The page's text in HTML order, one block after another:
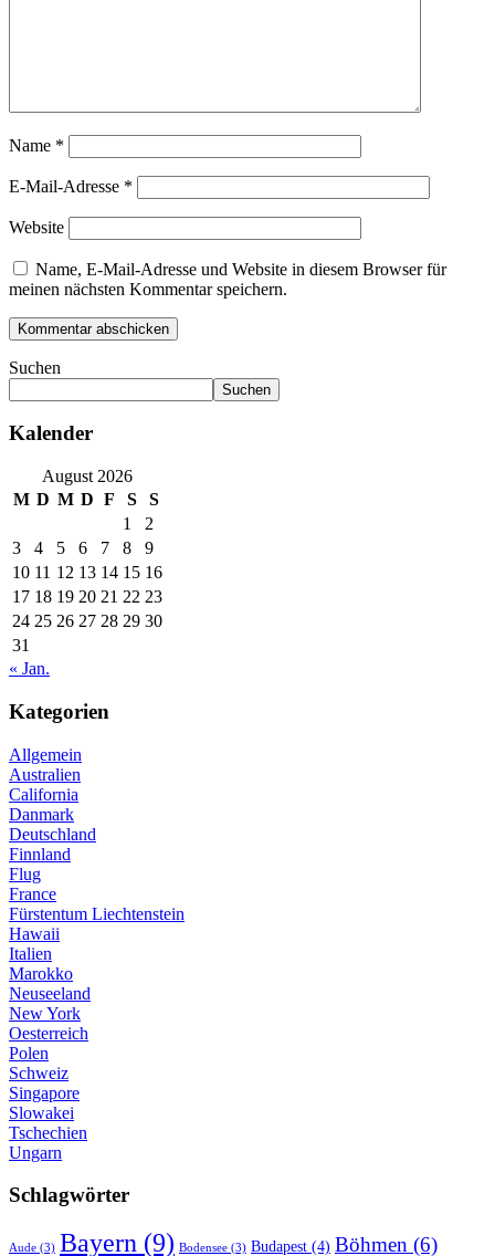
Name *
E-Mail-Adresse *
Website
Name, E-Mail-Adresse und Website in diesem Browser für
meinen nächsten Kommentar speichern.
Suchen
Suchen
Kalender
August 2026
M D M D F S
S
1
2
3
4 5 6 7 8
9
10 11 12 13 14 15 16
17 18 19 20 21 22 23
24 25 26 27 28 29 30
31
« Jan.
Kategorien
Allgemein
Australien
California
Danmark
Deutschland
Finnland
Flug
France
Fürstentum Liechtenstein
Hawaii
Italien
Marokko
Neuseeland
New York
Oesterreich
Polen
Schweiz
Singapore
Slowakei
Tschechien
Ungarn
Schlagwörter
Aude (3) Bayern (9) Bodensee (3) Budapest (4) Böhmen (6)